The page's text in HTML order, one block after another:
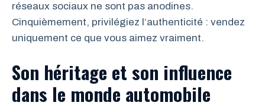
réseaux sociaux ne sont pas anodines.
Cinquièmement, privilégiez l’authenticité : vendez
uniquement ce que vous aimez vraiment.
Son héritage et son influence
dans le monde automobile